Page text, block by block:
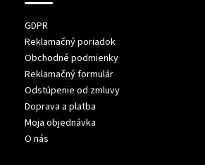
GDPR
Reklamačný poriadok
Obchodné podmienky
Reklamačný formulár
Odstúpenie od zmluvy
Doprava a platba
Moja objednávka
O nás